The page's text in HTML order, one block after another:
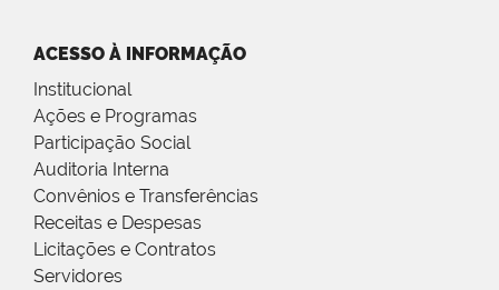
ACESSO À INFORMAÇÃO
Institucional
Ações e Programas
Participação Social
Auditoria Interna
Convênios e Transferências
Receitas e Despesas
Licitações e Contratos
Servidores